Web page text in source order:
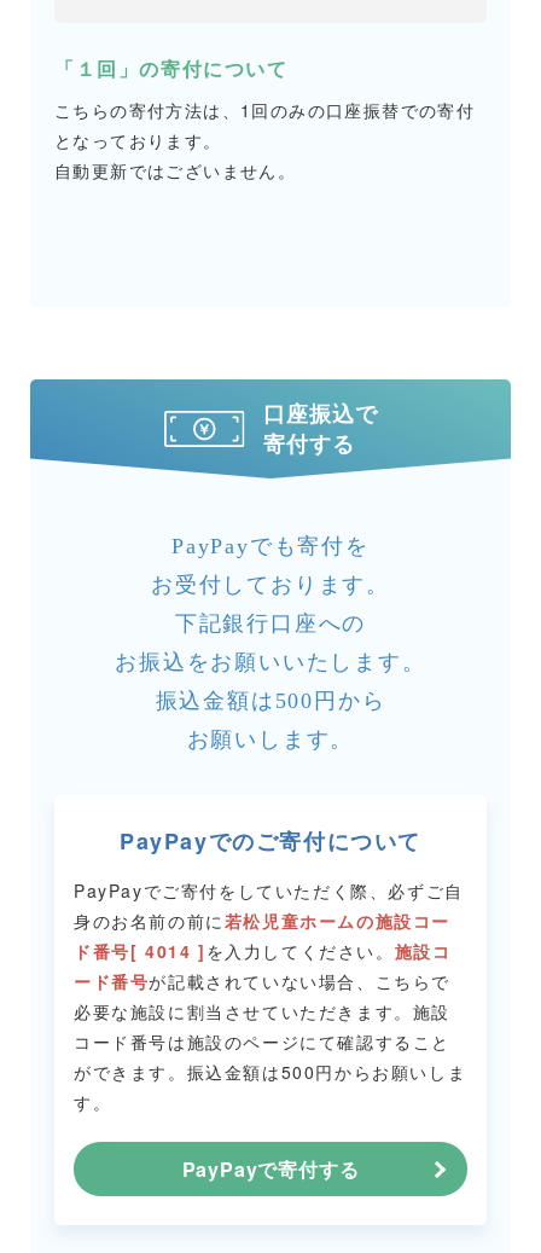
「１回」の寄付について
こちらの寄付方法は、1回のみの口座振替での寄付
となっております。
自動更新ではございません。
口座振込で
寄付する
PayPayでも寄付を
お受付しております。
下記銀行口座への
お振込をお願いいたします。
振込金額は500円から
お願いします。
PayPayでのご寄付について
PayPayでご寄付をしていただく際、必ずご自
身のお名前の前に若松児童ホームの施設コー
ド番号[ 4014 ] を入力してください。 施設コ
ード番号が記載されていない場合、こちらで
必要な施設に割当させていただきます。 施設
コード番号は施設のページにて確認すること
ができます。 振込金額は500円からお願いしま
す。
PayPayで寄付する